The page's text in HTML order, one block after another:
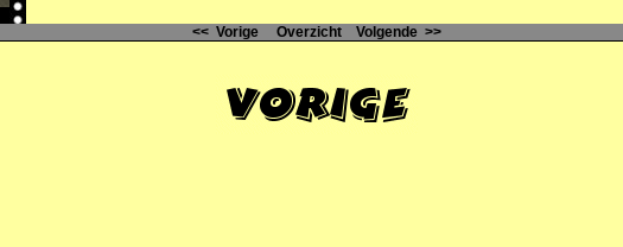
<< Vorige Overzicht Volgende >>